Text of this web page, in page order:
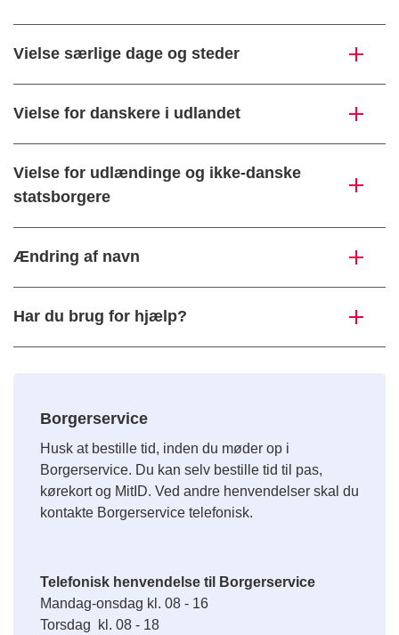
Vielse særlige dage og steder
Vielse for danskere i udlandet
Vielse for udlændinge og ikke-danske
statsborgere
Ændring af navn
Har du brug for hjælp?
Borgerservice
Husk at bestille tid, inden du møder op i
Borgerservice. Du kan selv bestille tid til pas,
kørekort og MitID. Ved andre henvendelser skal du
kontakte Borgerservice telefonisk.
Telefonisk henvendelse til Borgerservice
Mandag-onsdag kl. 08 - 16
Torsdag kl. 08 - 18